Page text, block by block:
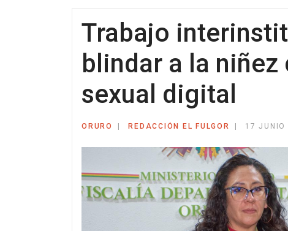
Trabajo
blindar a la
sexual digital
ORURO REDACCIÓN EL FULGOR 17 JUNIO